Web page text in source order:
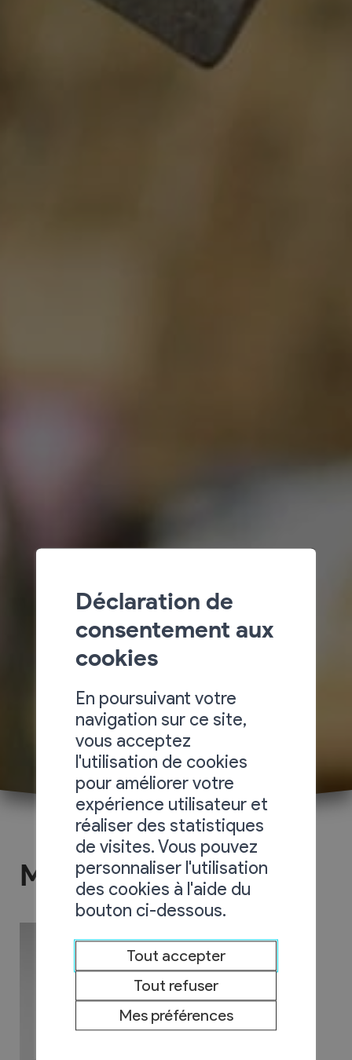
Melly Stores
Déclaration de
consentement aux
cookies
En poursuivant votre
navigation sur ce site,
vous acceptez
l'utilisation de cookies
pour améliorer votre
expérience utilisateur et
réaliser des statistiques
de visites. Vous pouvez
personnaliser l'utilisation
des cookies à l'aide du
bouton ci-dessous.
Tout accepter
Tout refuser
Mes préférences